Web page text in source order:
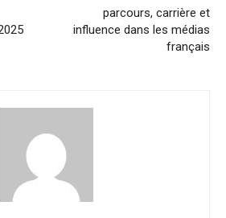
parcours, carrière et
influence dans les médias
français